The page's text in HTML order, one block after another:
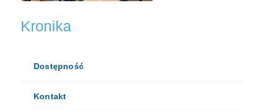
Kronika
Dostępność
Kontakt